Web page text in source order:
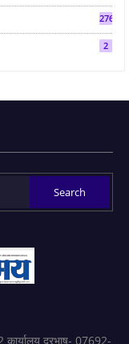
2763
2
दूरभाष- 07692-